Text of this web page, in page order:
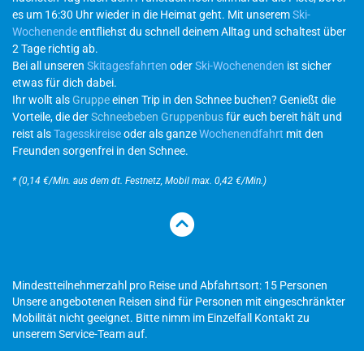
es um 16:30 Uhr wieder in die Heimat geht. Mit unseremSki-
Wochenendeentfliehst du schnell deinem Alltag und schaltest über
2 Tage richtig ab.
Bei all unseren Skitagesfahrten oderSki-Wochenenden ist sicher
etwas für dich dabei.
Ihr wollt alsGruppeeinen Trip in den Schnee buchen? Genießt die
Vorteile, die derSchneebeben Gruppenbusfür euch bereit hält und
reist alsTagesskireiseoder als ganzeWochenendfahrt mit den
Freunden sorgenfrei in den Schnee.
* (0,14 €/Min. aus dem dt. Festnetz, Mobil max. 0,42 €/Min.)
Mindestteilnehmerzahl pro Reise und Abfahrtsort: 15 Personen
Unsere angebotenen Reisen sind für Personen mit eingeschränkter
Mobilität nicht geeignet. Bitte nimm im Einzelfall Kontakt zu
unserem Service-Team auf.